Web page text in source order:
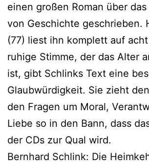
einen großen Roman über
von Geschichte geschrieben.
(77) liest ihn komplett auf
ruhige Stimme, der das Alter
ist, gibt Schlinks Text eine
Glaubwürdigkeit. Sie zieht
den Fragen um Moral,
Liebe so in den Bann, dass
der CDs zur Qual wird.
Bernhard Schlink: Die